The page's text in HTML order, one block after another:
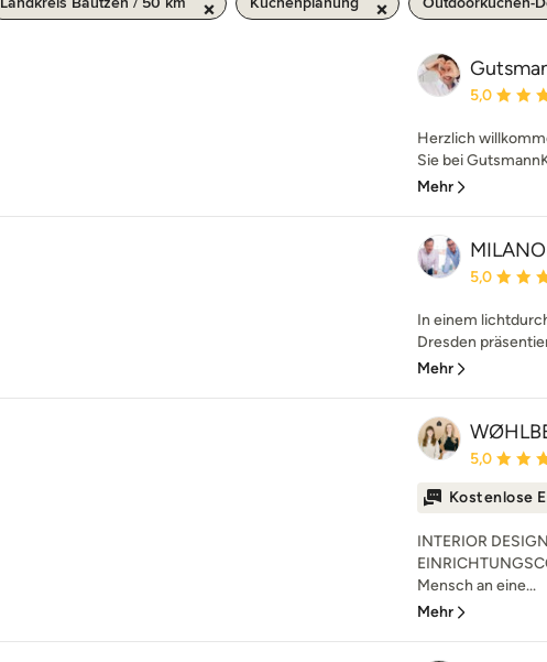
5,0
Herzlich
Sie bei
Mehr
5,0
In einem
Dresden
Mehr
5,0
Kostenlose
INTERIOR
Mensch an eine...
Mehr